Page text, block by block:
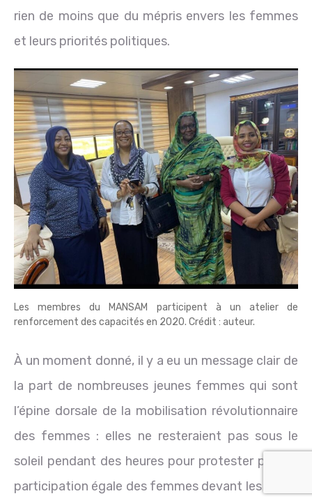
rien de moins que du mépris envers les femmes
et leurs priorités politiques.
Les membres du MANSAM participent à un atelier de
renforcement des capacités en 2020. Crédit : auteur.
À un moment donné, il y a eu un message clair de
la part de nombreuses jeunes femmes qui sont
l’épine dorsale de la mobilisation révolutionnaire
des femmes : elles ne resteraient pas sous le
soleil pendant des heures pour protester pour la
participation égale des femmes devant les partis